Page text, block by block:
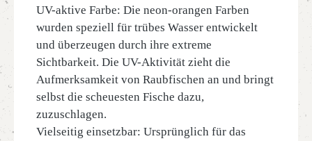
UV-aktive Farbe: Die neon-orangen Farben
wurden speziell für trübes Wasser entwickelt
und überzeugen durch ihre extreme
Sichtbarkeit. Die UV-Aktivität zieht die
Aufmerksamkeit von Raubfischen an und bringt
selbst die scheuesten Fische dazu,
zuzuschlagen.
Vielseitig einsetzbar: Ursprünglich für das